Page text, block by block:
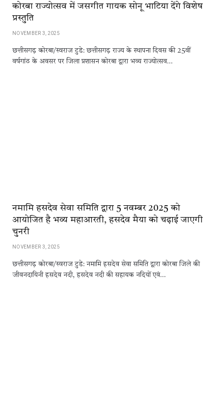
कोरबा राज्योत्सव में जसगीत गायक सोनू भाटिया देंगे विशेष
प्रस्तुति
NOVEMBER 3, 2025
छत्तीसगढ़ कोरबा/स्वराज टुडे: छत्तीसगढ़ राज्य के स्थापना दिवस की 25वीं
वर्षगांठ के अवसर पर जिला प्रशासन कोरबा द्वारा भव्य राज्योत्सव…
नमामि हसदेव सेवा समिति द्वारा 5 नवम्बर 2025 को
आयोजित है भव्य महाआरती, हसदेव मैया को चढ़ाई जाएगी
चुनरी
NOVEMBER 3, 2025
छत्तीसगढ़ कोरबा/स्वराज टुडे: नमामि हसदेव सेवा समिति द्वारा कोरबा जिले की
जीवनदायिनी हसदेव नदी, हसदेव नदी की सहायक नदियों एवं…